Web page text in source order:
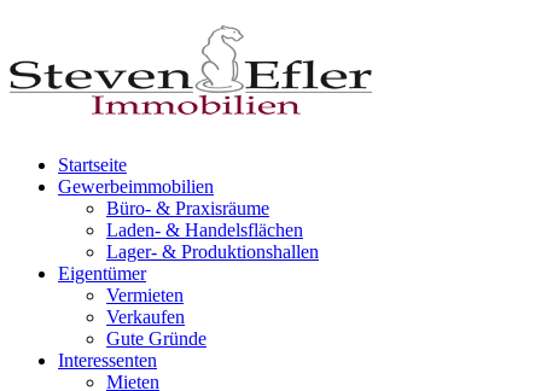
Startseite
Gewerbeimmobilien
Büro- & Praxisräume
Laden- & Handelsflächen
Lager- & Produktionshallen
Eigentümer
Vermieten
Verkaufen
Gute Gründe
Interessenten
Mieten